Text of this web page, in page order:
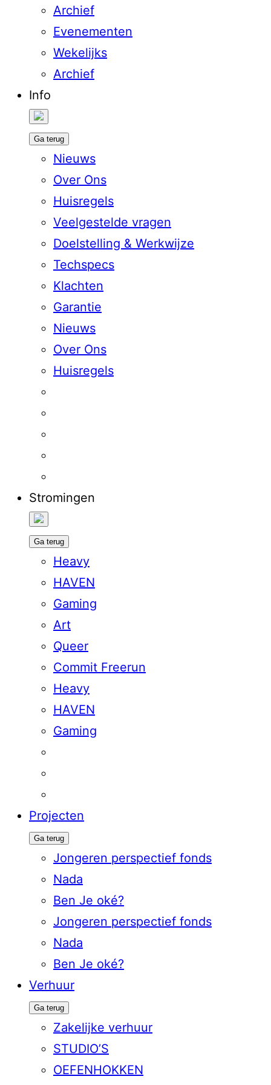
Archief
Evenementen
Wekelijks
Archief
Info
Ga terug
Nieuws
Over Ons
Huisregels
Veelgestelde vragen
Doelstelling & Werkwijze
Techspecs
Klachten
Garantie
Nieuws
Over Ons
Huisregels
Stromingen
Ga terug
Heavy
HAVEN
Gaming
Art
Queer
Commit Freerun
Heavy
HAVEN
Gaming
Projecten
Ga terug
Jongeren perspectief fonds
Nada
Ben Je oké?
Jongeren perspectief fonds
Nada
Ben Je oké?
Verhuur
Ga terug
Zakelijke verhuur
STUDIO’S
OEFENHOKKEN